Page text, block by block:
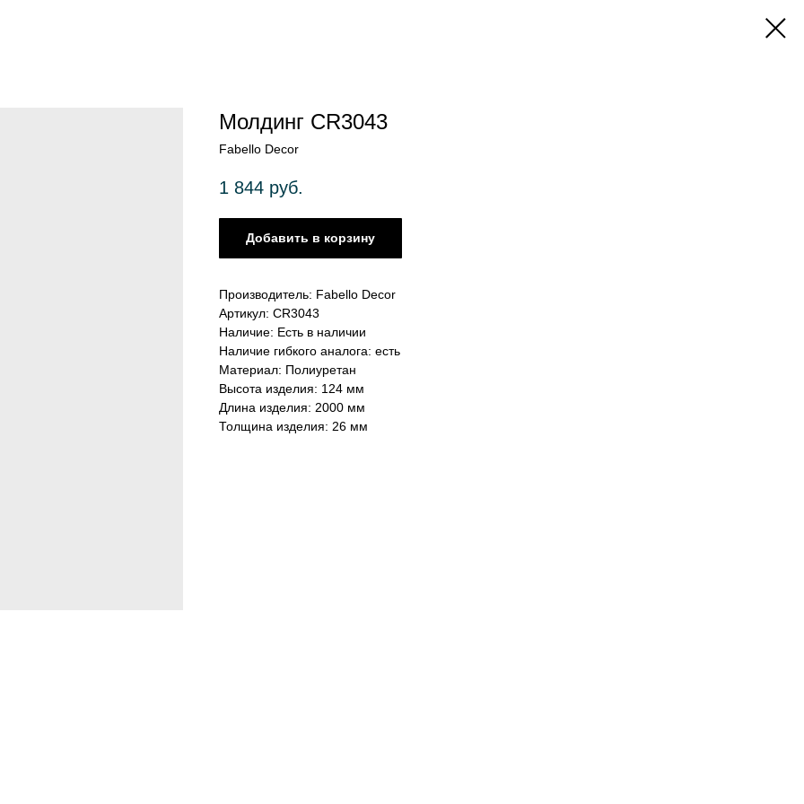
Молдинг CR3043
Fabello Decor
1 844 руб.
Добавить в корзину
Производитель: Fabello Decor
Артикул: CR3043
Наличие: Есть в наличии
Наличие гибкого аналога: есть
Материал: Полиуретан
Высота изделия: 124 мм
Длина изделия: 2000 мм
Толщина изделия: 26 мм